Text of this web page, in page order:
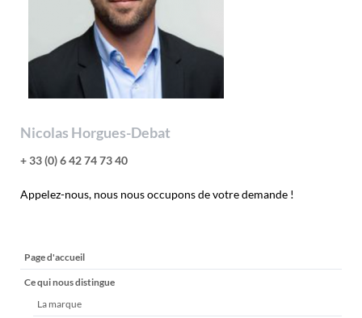
Nicolas Horgues-Debat
+ 33 (0) 6 42 74 73 40
Appelez-nous, nous nous occupons de votre demande !
Aller
au
contenu
Page d'accueil
Ce qui nous distingue
La marque